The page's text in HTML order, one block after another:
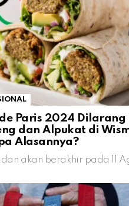
Paris 2024 Dilarang
dan Alpukat di
Alasannya?
akan berakhir pada 11